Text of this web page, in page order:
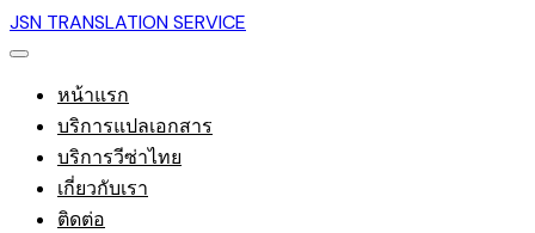
JSN TRANSLATION SERVICE
หน้าแรก
บริการแปลเอกสาร
บริการวีซ่าไทย
เกี่ยวกับเรา
ติดต่อ